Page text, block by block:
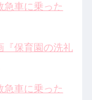
急車に乗った
『保育園の洗礼
急車に乗った